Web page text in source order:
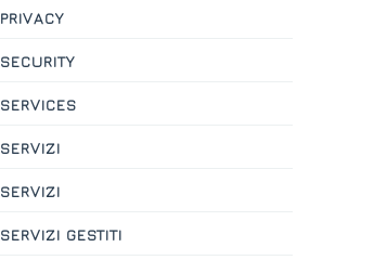
PRIVACY
SECURITY
SERVICES
SERVIZI
SERVIZI
SERVIZI GESTITI